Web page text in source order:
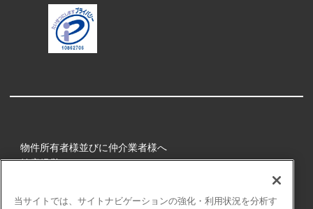
物件所有者様並びに仲介業者様へ
健康経営
当サイトでは、サイトナビゲーションの強化・利用状況を分析す